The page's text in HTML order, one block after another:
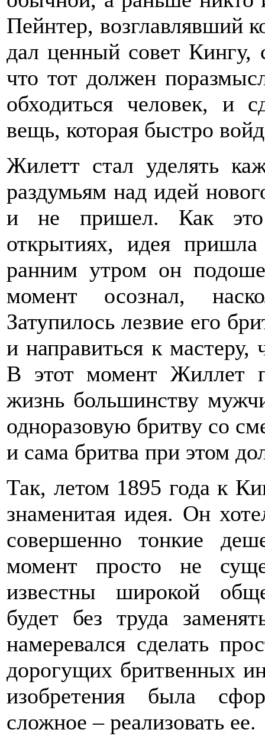
Пейнтер, возглавлявший
дал ценный совет Кингу,
что тот должен
обходиться человек, и
вещь, которая быстро
Жилетт стал уделять
раздумьям над идей
и не пришел. Как это
открытиях, идея
ранним утром он
момент осознал,
Затупилось лезвие его
и направиться к мастеру,
В этот момент Жиллет
жизнь большинству
одноразовую бритву со
и сама бритва при этом
Так, летом 1895 года к
знаменитая идея. Он
совершенно тонкие
момент просто не
известны широкой
будет без труда
намеревался сделать
дорогущих бритвенных
изобретения была
сложное – реализовать ее.